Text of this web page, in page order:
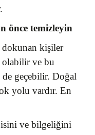
önce temizleyin
dokunan kişiler
ve bu
geçebilir. Doğal
yolu vardır. En
ve bilgeliğini